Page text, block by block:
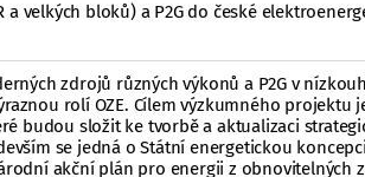
velkých bloků) a P2G do české
zdrojů různých výkonů a P2G v
rolí OZE. Cílem výzkumného projektu
budou složit ke tvorbě a aktualizaci
se jedná o Státní energetickou
akční plán pro energii z obnovitelných